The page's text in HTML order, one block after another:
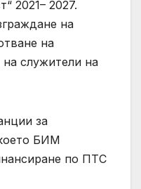
2021– 2027.
на
на
служители на
за
БИМ
по ПТС